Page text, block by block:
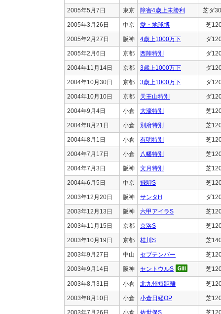
2005年5月7日 東京 障害4歳上未勝利 芝ダ
2005年3月26日 中京 愛・地球博 芝
2005年2月27日 阪神 4歳上1000万下 ダ
2005年2月6日 京都 西陣特別 ダ
2004年11月14日 京都 3歳上1000万下 ダ
2004年10月30日 京都 3歳上1000万下 ダ
2004年10月10日 京都 天王山特別 ダ
2004年9月4日 小倉 大濠特別 芝
2004年8月21日 小倉 別府特別 芝
2004年8月1日 小倉 有明特別 芝
2004年7月17日 小倉 八幡特別 芝
2004年7月3日 阪神 文月特別 芝
2004年6月5日 中京 飛騨S 芝
2003年12月20日 阪神 サンタH ダ
2003年12月13日 阪神 六甲アイラS 芝
2003年11月15日 京都 京洛S 芝
2003年10月19日 京都 桂川S 芝
2003年9月27日 中山 セプテンバー 芝
2003年9月14日 阪神 セントウルS 芝
2003年8月31日 小倉 北九州短距離 芝
2003年8月10日 小倉 小倉日経OP 芝
2003年7月26日 小倉 佐世保S 芝